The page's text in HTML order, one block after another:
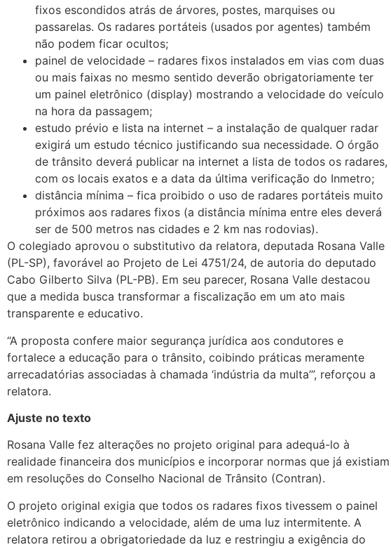
fixos escondidos atrás de árvores, postes, marquises ou
passarelas. Os radares portáteis (usados por agentes) também
não podem ficar ocultos;
painel de velocidade – radares fixos instalados em vias com duas
ou mais faixas no mesmo sentido deverão obrigatoriamente ter
um painel eletrônico (display) mostrando a velocidade do veículo
na hora da passagem;
estudo prévio e lista na internet – a instalação de qualquer radar
exigirá um estudo técnico justificando sua necessidade. O órgão
de trânsito deverá publicar na internet a lista de todos os radares,
com os locais exatos e a data da última verificação do Inmetro;
distância mínima – fica proibido o uso de radares portáteis muito
próximos aos radares fixos (a distância mínima entre eles deverá
ser de 500 metros nas cidades e 2 km nas rodovias).
O colegiado aprovou o substitutivo da relatora, deputada Rosana Valle
(PL-SP), favorável ao Projeto de Lei 4751/24, de autoria do deputado
Cabo Gilberto Silva (PL-PB). Em seu parecer, Rosana Valle destacou
que a medida busca transformar a fiscalização em um ato mais
transparente e educativo.
“A proposta confere maior segurança jurídica aos condutores e
fortalece a educação para o trânsito, coibindo práticas meramente
arrecadatórias associadas à chamada ‘indústria da multa’”, reforçou a
relatora.
Ajuste no texto
Rosana Valle fez alterações no projeto original para adequá-lo à
realidade financeira dos municípios e incorporar normas que já existiam
em resoluções do Conselho Nacional de Trânsito (Contran).
O projeto original exigia que todos os radares fixos tivessem o painel
eletrônico indicando a velocidade, além de uma luz intermitente. A
relatora retirou a obrigatoriedade da luz e restringiu a exigência do